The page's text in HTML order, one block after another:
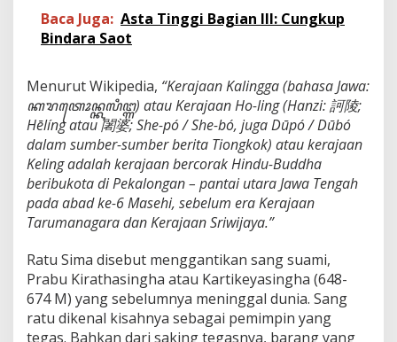
b
u
C
a
t
a
t
a
n
O
r
g
-
o
Baca Juga: Asta Tinggi Bagian III: Cungkup
Bindara Saot
Menurut Wikipedia, “Kerajaan Kalingga (bahasa Jawa:
ꦏꦫꦠꦺꦴꦤ꧀ꦏꦭꦶꦔ꧀ꦒ) atau Kerajaan Ho-ling (Hanzi:訶陵;
Hēlíng atau闍婆; She-pó / She-bó, juga Dūpó / Dūbó
dalam sumber-sumber berita Tiongkok) atau kerajaan
Keling adalah kerajaan bercorak Hindu-Buddha
beribukota di Pekalongan – pantai utara Jawa Tengah
pada abad ke-6 Masehi, sebelum era Kerajaan
Tarumanagara dan Kerajaan Sriwijaya.”
Ratu Sima disebut menggantikan sang suami,
Prabu Kirathasingha atau Kartikeyasingha (648-
674 M) yang sebelumnya meninggal dunia. Sang
ratu dikenal kisahnya sebagai pemimpin yang
tegas. Bahkan dari saking tegasnya, barang yang